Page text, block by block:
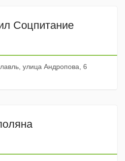
Соцпитание
улица Андропова, 6